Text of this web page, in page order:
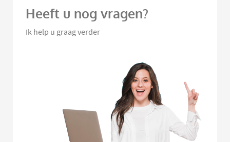
Heeft u nog vragen?
Ik help u graag verder